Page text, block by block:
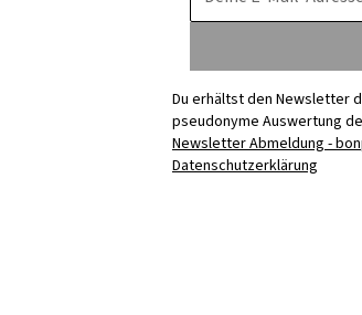
Du erhältst den Newsletter
pseudonyme Auswertung
Newsletter Abmeldung -
Datenschutzerklärung